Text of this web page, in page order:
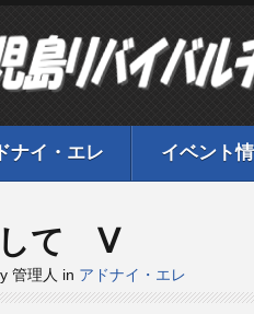
ナイ・エレ イベント
して Ⅴ
管理人 in アドナイ・エレ